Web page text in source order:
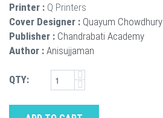
Printer : Q Printers
Cover Designer : Quayum Chowdhury
Publisher : Chandrabati Academy
Author : Anisujjaman
QTY: